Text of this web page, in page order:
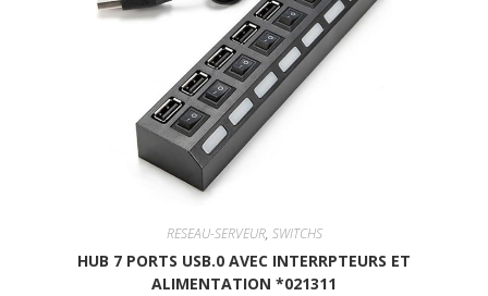
RESEAU-SERVEUR, SWITCHS
HUB 7 PORTS USB.0 AVEC INTERRPTEURS ET
ALIMENTATION *021311